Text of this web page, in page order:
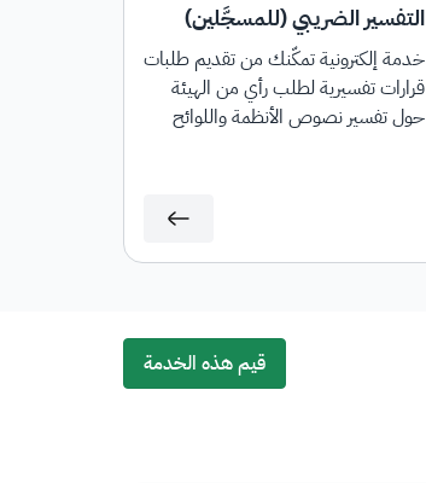
التفسير الضريبي (للمسجَّلين)
خدمة إلكترونية تمكّنك من تقديم طلبات
قرارات تفسيرية لطلب رأي من الهيئة
حول تفسير نصوص الأنظمة واللوائح
معاملات تتعلق بنشاط مقدم الطلب
وذلك وفقًا للشروط والضوابط
قيم هذه الخدمة